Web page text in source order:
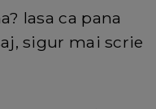
lasa ca pana
sigur mai scrie